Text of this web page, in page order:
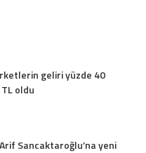
geliri yüzde 40
oldu
Sancaktaroğlu’na yeni